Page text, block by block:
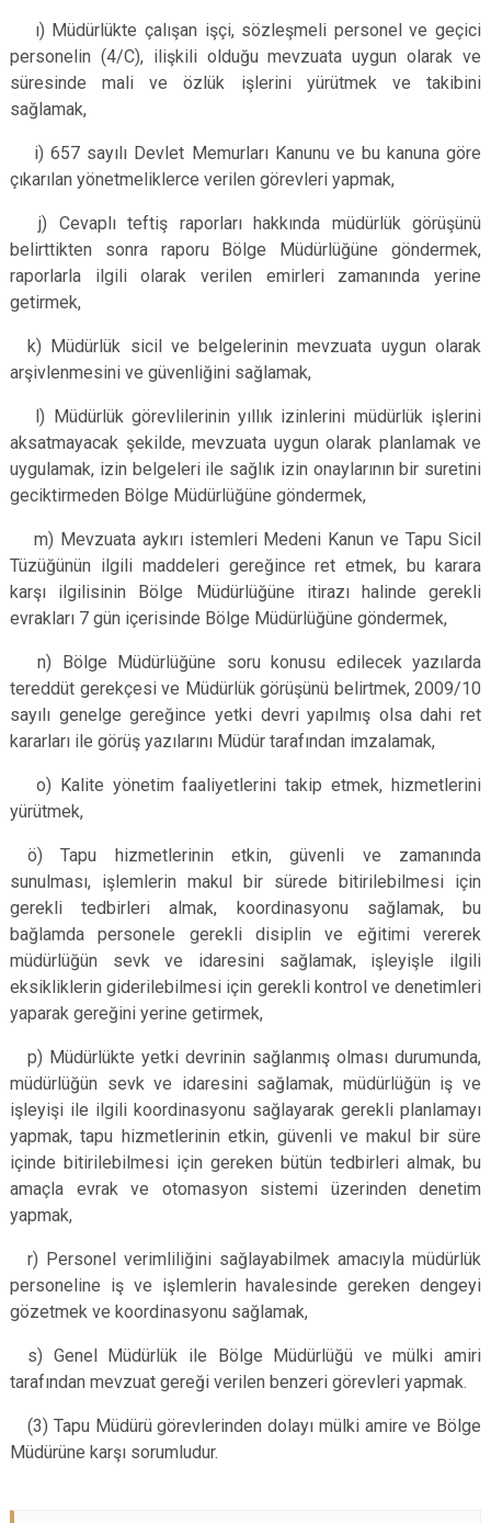
ı) Müdürlükte çalışan işçi, sözleşmeli personel ve geçici
personelin (4/C), ilişkili olduğu mevzuata uygun olarak ve
süresinde mali ve özlük işlerini yürütmek ve takibini
sağlamak,
i) 657 sayılı Devlet Memurları Kanunu ve bu kanuna göre
çıkarılan yönetmeliklerce verilen görevleri yapmak,
j) Cevaplı teftiş raporları hakkında müdürlük görüşünü
belirttikten sonra raporu Bölge Müdürlüğüne göndermek,
raporlarla ilgili olarak verilen emirleri zamanında yerine
getirmek,
k) Müdürlük sicil ve belgelerinin mevzuata uygun olarak
arşivlenmesini ve güvenliğini sağlamak,
l) Müdürlük görevlilerinin yıllık izinlerini müdürlük işlerini
aksatmayacak şekilde, mevzuata uygun olarak planlamak ve
uygulamak, izin belgeleri ile sağlık izin onaylarının bir suretini
geciktirmeden Bölge Müdürlüğüne göndermek,
m) Mevzuata aykırı istemleri Medeni Kanun ve Tapu Sicil
Tüzüğünün ilgili maddeleri gereğince ret etmek, bu karara
karşı ilgilisinin Bölge Müdürlüğüne itirazı halinde gerekli
evrakları 7 gün içerisinde Bölge Müdürlüğüne göndermek,
n) Bölge Müdürlüğüne soru konusu edilecek yazılarda
tereddüt gerekçesi ve Müdürlük görüşünü belirtmek, 2009/10
sayılı genelge gereğince yetki devri yapılmış olsa dahi ret
kararları ile görüş yazılarını Müdür tarafından imzalamak,
o) Kalite yönetim faaliyetlerini takip etmek, hizmetlerini
yürütmek,
ö) Tapu hizmetlerinin etkin, güvenli ve zamanında
sunulması, işlemlerin makul bir sürede bitirilebilmesi için
gerekli tedbirleri almak, koordinasyonu sağlamak, bu
bağlamda personele gerekli disiplin ve eğitimi vererek
müdürlüğün sevk ve idaresini sağlamak, işleyişle ilgili
eksikliklerin giderilebilmesi için gerekli kontrol ve denetimleri
yaparak gereğini yerine getirmek,
p) Müdürlükte yetki devrinin sağlanmış olması durumunda,
müdürlüğün sevk ve idaresini sağlamak, müdürlüğün iş ve
işleyişi ile ilgili koordinasyonu sağlayarak gerekli planlamayı
yapmak, tapu hizmetlerinin etkin, güvenli ve makul bir süre
içinde bitirilebilmesi için gereken bütün tedbirleri almak, bu
amaçla evrak ve otomasyon sistemi üzerinden denetim
yapmak,
r) Personel verimliliğini sağlayabilmek amacıyla müdürlük
personeline iş ve işlemlerin havalesinde gereken dengeyi
gözetmek ve koordinasyonu sağlamak,
s) Genel Müdürlük ile Bölge Müdürlüğü ve mülki amiri
tarafından mevzuat gereği verilen benzeri görevleri yapmak.
(3) Tapu Müdürü görevlerinden dolayı mülki amire ve Bölge
Müdürüne karşı sorumludur.